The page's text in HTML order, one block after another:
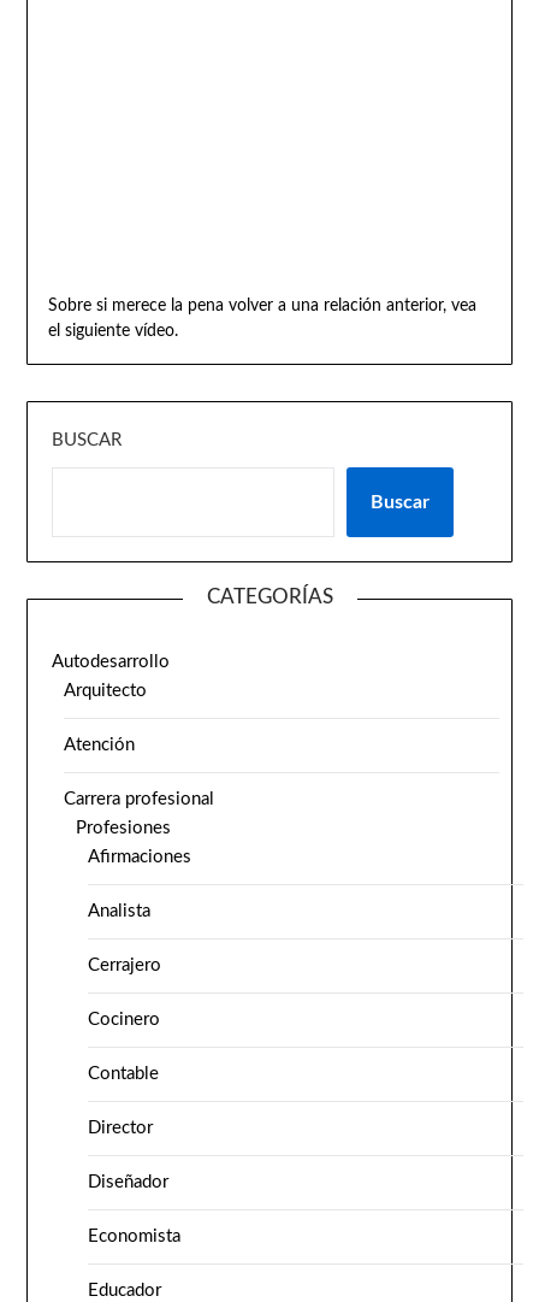
Sobre si merece la pena volver a una relación anterior, vea
el siguiente vídeo.
BUSCAR
Buscar
CATEGORÍAS
Autodesarrollo
Arquitecto
Atención
Carrera profesional
Profesiones
Afirmaciones
Analista
Cerrajero
Cocinero
Contable
Director
Diseñador
Economista
Educador